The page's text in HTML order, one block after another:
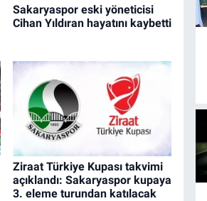
Sakaryaspor eski yöneticisi
Cihan Yıldıran hayatını kaybetti
Ziraat Türkiye Kupası takvimi
açıklandı: Sakaryaspor kupaya
3. eleme turundan katılacak